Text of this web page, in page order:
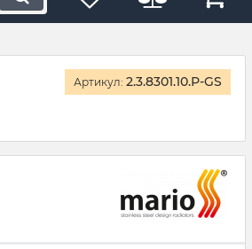
Артикул: 2.3.8301.10.Р-GS